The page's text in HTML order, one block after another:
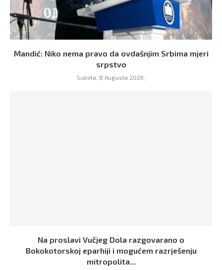
Mandić: Niko nema pravo da ovdašnjim Srbima mjeri
srpstvo
Subota, 8 Augusta 2026,
Na proslavi Vučjeg Dola razgovarano o
Bokokotorskoj eparhiji i mogućem razrješenju
mitropolita...